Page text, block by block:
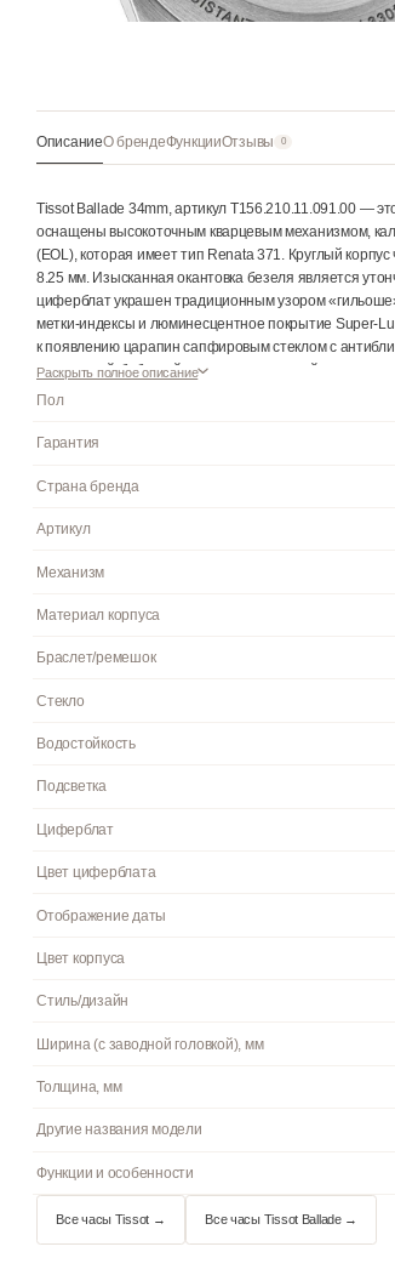
ОписаниеО брендеФункцииОтзывы 0
Tissot Ballade 34mm, артикул
8.25 мм. Изысканная окантовка безеля
метки-индексы и люминесцентное
к появлению царапин сапфировым стеклом
образ. Водонепроницаемость этой модели
заводную головку и нажимать кнопки,
Артикул
Механизм
Материал корпуса
Подсветка
Циферблат
Цвет циферблата